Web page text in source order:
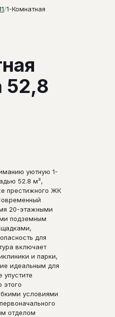
/1-Комнатная
52,8
уютную 1-
52.8 м²,
престижного ЖК
20-этажными
подземным
для
включает
и парки,
идеальным для
этого
условиями
отделом